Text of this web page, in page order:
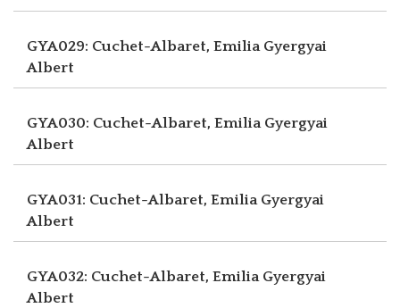
GYA029: Cuchet-Albaret, Emilia Gyergyai
Albert
GYA030: Cuchet-Albaret, Emilia Gyergyai
Albert
GYA031: Cuchet-Albaret, Emilia Gyergyai
Albert
GYA032: Cuchet-Albaret, Emilia Gyergyai
Albert